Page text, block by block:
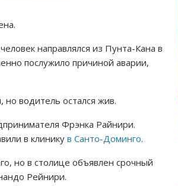
направлялся из Пунта-Кана в
послужило причиной аварии,
водитель остался жив.
Фрэнка Райнири.
в клинику в Санто-Доминго.
но в столице объявлен срочный
Рейнири.